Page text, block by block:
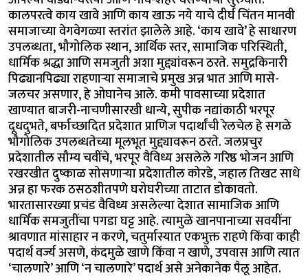
कालपरत्वे काय खावे आणि काय खाऊ नये याचे दीर्घ चिंतन मानवी
समाजाच्या वेगवेगळ्या स्तरांत झालेले आहे. ‘काय खावे’ हे साधारण
उपलब्धता, भौगोलिक स्थान, आर्थिक स्तर, सामाजिक परिस्थिती,
धार्मिक श्रद्धा आणि समजुती अशा मुद्द्यांवरून ठरते. समुद्रकिनारी
पिढ्यानपिढ्या राहणाऱ्या समाजाचे प्रमुख अन्न भात आणि मासे-
जलचर असणार, हे ओघानेच आले. कमी पावसाच्या प्रदेशात
खाण्यात बाजरी-नाचणीसारखी धान्ये, सुपीक नद्यांकाठी भरपूर
दूधदुभते, बर्फाच्छादित प्रदेशात प्राणिज पदार्थांची रेलचेल हे सगळे
भौगोलिक उपलब्धतेच्या मूलभूत मुद्द्यावरून ठरते. जलप्रचुर
प्रदेशातील सौम्य चवींचे, भरपूर वैविध्य असलेले गरिष्ठ भोजन आणि
रखरखीत दुष्काळ सोसणाऱ्या प्रदेशातील कोरडे, जहाल तिखट साधे
अन्न हा फरक ठसठशीतपणे घरोघरीच्या ताटात डोकावतो.
भारतासारख्या प्रचंड वैविध्य असलेल्या देशात सामाजिक आणि
धार्मिक समजुतींचा पगडा घट्ट आहे. त्यामुळे खानपानाच्या सवयींना
श्रावणात मांसाहार न करणे, चतुर्मास्यात एकभुक्त राहणे किंवा काही
पदार्थ वर्ज्य असणे, कंदमुळे खाणे किंवा न खाणे, उपवास आणि त्यात
‘चालणारे’ आणि ‘न चालणारे’ पदार्थ असे अनेकानेक पैलू आहेत.